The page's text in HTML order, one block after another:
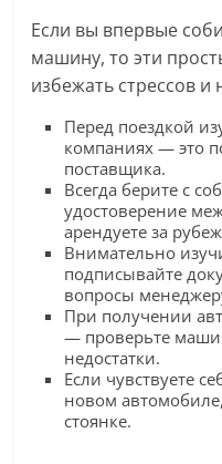
Если вы впервые
машину, то эти
избежать стрессов и
Перед поездкой
компаниях — это
поставщика.
Всегда берите с
удостоверение
арендуете за
Внимательно
подписывайте
вопросы
При получении
— проверьте
недостатки.
Если чувствуете
новом
стоянке.